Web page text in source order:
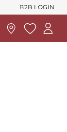
B2B LOGIN